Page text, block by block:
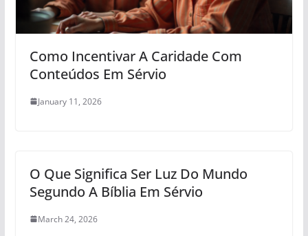
Como Incentivar A Caridade Com
Conteúdos Em Sérvio
January 11, 2026
O Que Significa Ser Luz Do Mundo
Segundo A Bíblia Em Sérvio
March 24, 2026